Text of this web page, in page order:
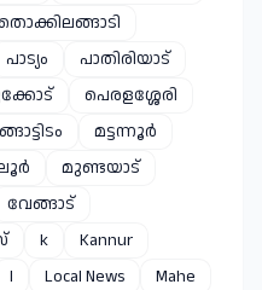
പാട്യം
പാതിരിയാട്
പെരളശ്ശേരി
മട്ടന്നൂർ
മുണ്ടയാട്
വേങ്ങാട്
k
Kannur
l Local News
Mahe